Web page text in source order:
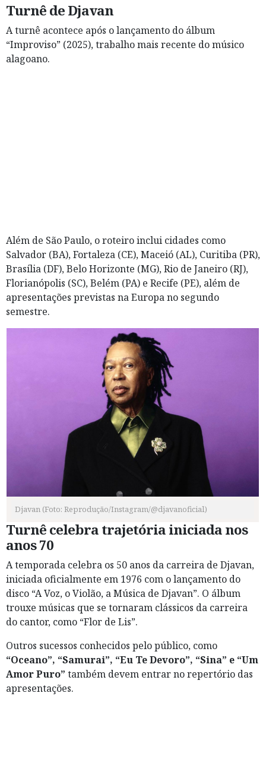
Turnê de Djavan
A turnê acontece após o lançamento do álbum
“Improviso” (2025), trabalho mais recente do músico
alagoano.
Além de São Paulo, o roteiro inclui cidades como
Salvador (BA), Fortaleza (CE), Maceió (AL), Curitiba (PR),
Brasília (DF), Belo Horizonte (MG), Rio de Janeiro (RJ),
Florianópolis (SC), Belém (PA) e Recife (PE), além de
apresentações previstas na Europa no segundo
semestre.
Djavan (Foto: Reprodução/Instagram/@djavanoficial)
Turnê celebra trajetória iniciada nos
anos 70
A temporada celebra os 50 anos da carreira de Djavan,
iniciada oficialmente em 1976 com o lançamento do
disco “A Voz, o Violão, a Música de Djavan”. O álbum
trouxe músicas que se tornaram clássicos da carreira
do cantor, como “Flor de Lis”.
Outros sucessos conhecidos pelo público, como
“Oceano”, “Samurai”, “Eu Te Devoro”, “Sina” e “Um
Amor Puro” também devem entrar no repertório das
apresentações.